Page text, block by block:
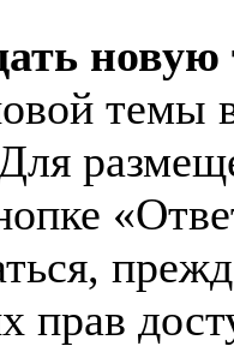
темы
прав